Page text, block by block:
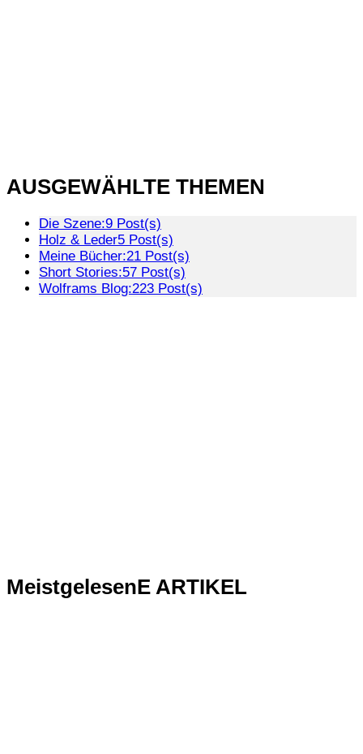
AUSGEWÄHLTE THEMEN
Die Szene:9 Post(s)
Holz & Leder5 Post(s)
Meine Bücher:21 Post(s)
Short Stories:57 Post(s)
Wolframs Blog:223 Post(s)
MeistgelesenE ARTIKEL